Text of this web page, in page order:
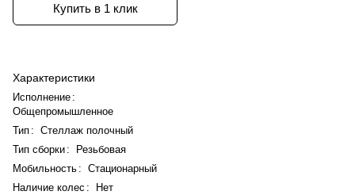
Купить в 1 клик
Характеристики
Исполнение :
Общепромышленное
Тип : Стеллаж полочный
Тип сборки:
Резьбовая
Мобильность : Стационарный
Наличие колес :
Нет